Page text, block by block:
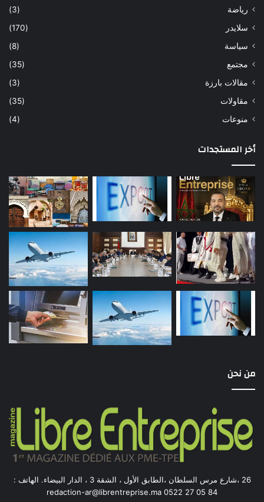
رياضة
(3)
سلايدر
(170)
سياسة
(8)
مجتمع
(35)
مقالات بارزة
(3)
مقاولات
(35)
منوعات
(4)
أخر المستجدات
من نحن
26 ،شارع مرس السلطان ،الطابق الأول ، الشقة 3 ، الدار البيضاء. الهاتف :
84 05 27 0522 redaction-ar@librentreprise.ma